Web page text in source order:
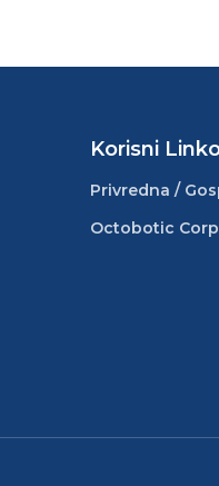
Korisni
Privredna /
Octobotic